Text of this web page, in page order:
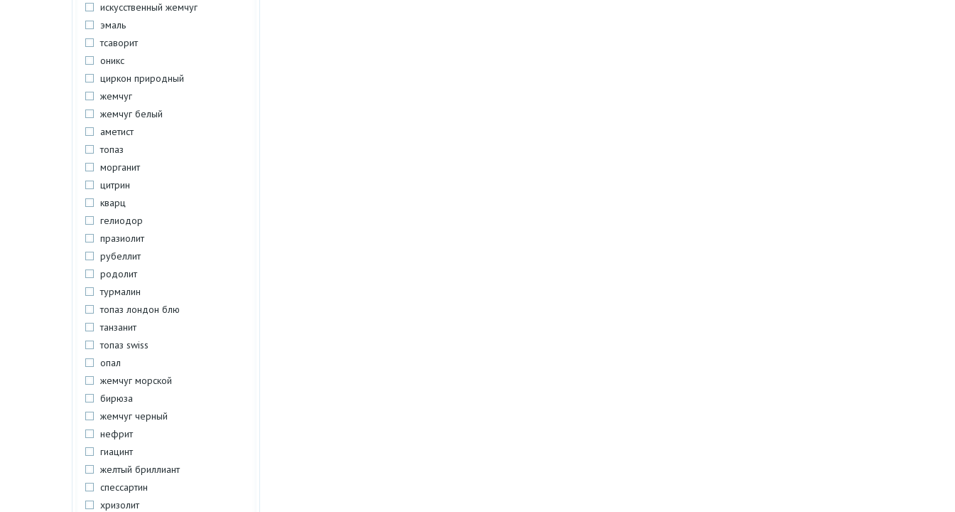
искусственный жемчуг
эмаль
тсаворит
оникс
циркон природный
жемчуг
жемчуг белый
аметист
топаз
морганит
цитрин
кварц
гелиодор
празиолит
рубеллит
родолит
турмалин
топаз лондон блю
танзанит
топаз swiss
опал
жемчуг морской
бирюза
жемчуг черный
нефрит
гиацинт
желтый бриллиант
спессартин
хризолит